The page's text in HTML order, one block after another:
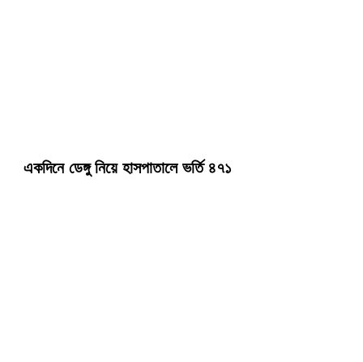
একদিনে ডেঙ্গু নিয়ে হাসপাতালে ভর্তি ৪৭১